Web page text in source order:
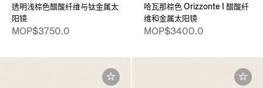
透明浅棕色醋酸纤维与钛金属太
阳镜
MOP$3750.0
哈瓦那棕色 Orizzonte I 醋酸纤
维和金属太阳镜
MOP$3400.0